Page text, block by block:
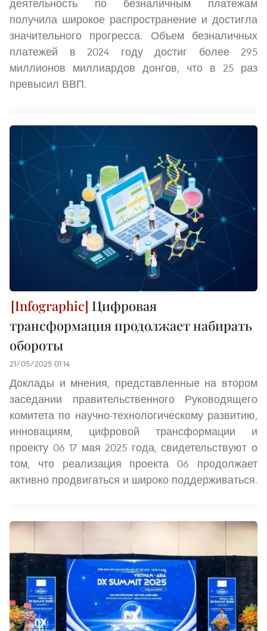
деятельность по безналичным платежам
получила широкое распространение и достигла
значительного прогресса. Объем безналичных
платежей в 2024 году достиг более 295
миллионов миллиардов донгов, что в 25 раз
превысил ВВП.
Цифровая
трансформация продолжает набирать
обороты
21/05/2025 01:14
Доклады и мнения, представленные на втором
заседании правительственного Руководящего
комитета по научно-технологическому развитию,
инновациям, цифровой трансформации и
проекту 06 17 мая 2025 года, свидетельствуют о
том, что реализация проекта 06 продолжает
активно продвигаться и широко поддерживаться.